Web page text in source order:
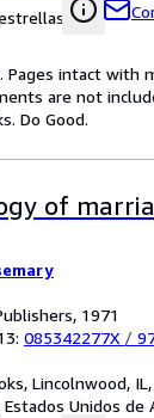
Pages intact
are not
Do Good.
of
1971
085342277X /
Lincolnwood,
Unidos de